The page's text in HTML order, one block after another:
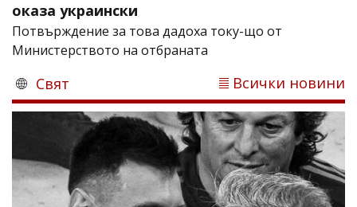
оказа украински
Потвърждение за това дадоха току-що от
Министерството на отбраната
Свят Всички новини